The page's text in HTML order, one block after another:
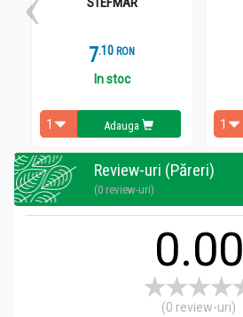
7.1 RON
In stoc
Adauga
Review-uri (Păreri)
(0 review-uri)
0.00
(0 review-uri)